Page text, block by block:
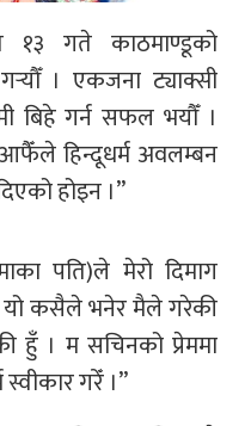
१३ गते काठमाण्डूको
। एकजना ट्याक्सी
बिहे गर्न सफल भयौँ ।
हिन्दूधर्म अवलम्बन
होइन ।”
पति)ले मेरो दिमाग
यो कसैले भनेर मैले गरेकी
। म सचिनको प्रेममा
गरेँ ।”